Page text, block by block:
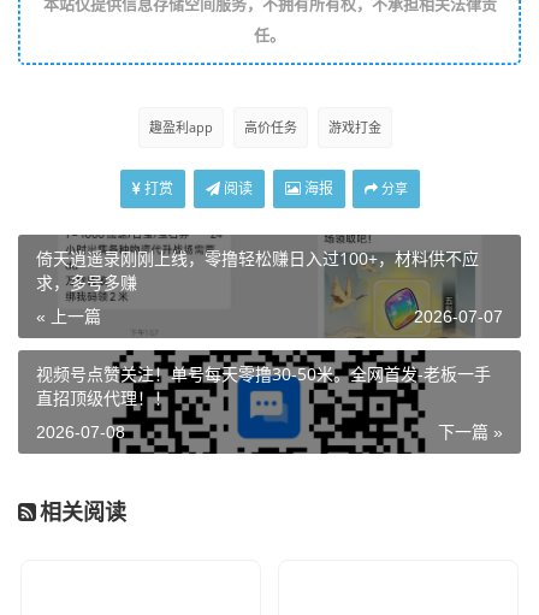
本站仅提供信息存储空间服务，不拥有所有权，不承担相关法律责
任。
趣盈利app 高价任务 游戏打金
打赏 阅读 海报 分享
倚天逍遥录刚刚上线，零撸轻松赚日入过100+，材料供不应
求，多号多赚
« 上一篇 2026-07-07
视频号点赞关注！单号每天零撸30-50米。全网首发-老板一手
直招顶级代理！！
下一篇 »
2026-07-08
相关阅读